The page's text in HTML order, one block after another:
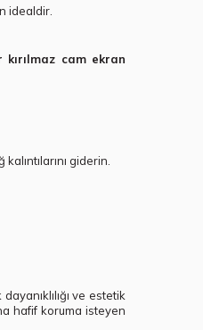
idealdir.
kırılmaz cam ekran
giderin.
ve estetik
hafif koruma isteyen